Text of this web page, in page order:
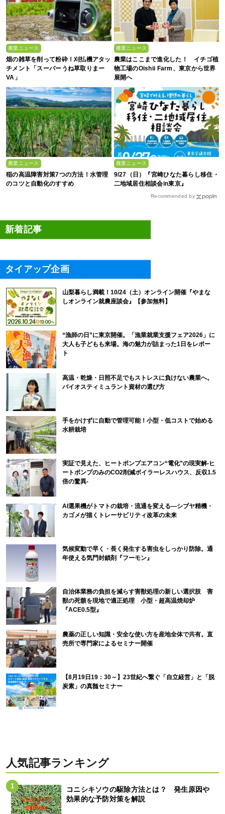
農業ニュース
畑の雑草を削って粉砕！刈払機アタッ
チメント「スーパーうね草取りまー
VA」
農業ニュース
農業はここまで進化した！ イチゴ植
物工場のOishii Farm、東京から世界
展開へ
農業ニュース
稲の高温障害対策7つの方法！水管理
のコツと自動化のすすめ
農業ニュース
9/27（日）『宮崎ひなた暮らし移住・
二地域居住相談会in東京』
Recommended by
新着記事
タイアップ企画
山梨暮らし満載！10/24（土）オンライン開催『やまな
しオンライン就農座談会』【参加無料】
“漁師の日”に東京開催。「漁業就業支援フェア2026」に
大人も子どもも来場。海の魅力が詰まった1日をレポー
ト
高温・乾燥・日照不足でもストレスに負けない農業へ。
バイオスティミュラント資材の選び方
手をかけずに自動で管理可能！小型・低コストで始める
水耕栽培
実証で見えた、ヒートポンプエアコン“電化”の現実解-ヒ
ートポンプのみのCO2削減ボイラーレスハウス、反収1.5
倍の驚異-
AI選果機がトマトの栽培・流通を変える―シブヤ精機・
カゴメが描くトレーサビリティ改革の未来
気候変動で早く・長く発生する害虫をしっかり防除。通
年使える気門封鎖剤『フーモン』
自治体業務の負担を減らす害獣処理の新しい選択肢 害
獣の死骸を現地で適正処理 小型・超高温焼却炉
『ACE0.5型』
農薬の正しい知識・安全な使い方を産地全体で共有。直
売所で専門家によるセミナー開催
【8月19日19：30～】23世紀へ繋ぐ「自立経営」と「脱
炭素」の真髄セミナー
人気記事ランキング
コニシキソウの駆除方法とは？ 発生原因や
効果的な予防対策を解説